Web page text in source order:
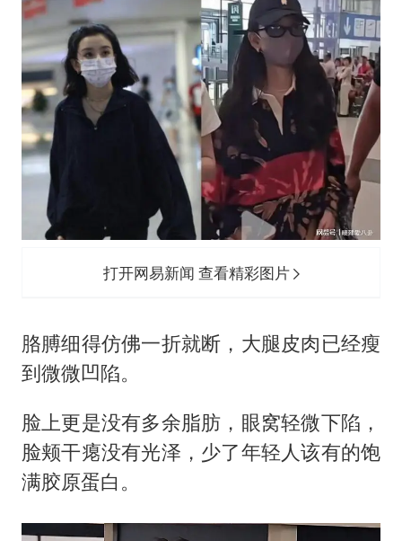
打开网易新闻 查看精彩图片
胳膊细得仿佛一折就断，大腿皮肉已经瘦
到微微凹陷。
脸上更是没有多余脂肪，眼窝轻微下陷，
脸颊干瘪没有光泽，少了年轻人该有的饱
满胶原蛋白。